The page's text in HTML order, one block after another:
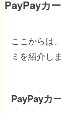
PayPayカ
ここからは
ミを紹介しま
PayPayカ